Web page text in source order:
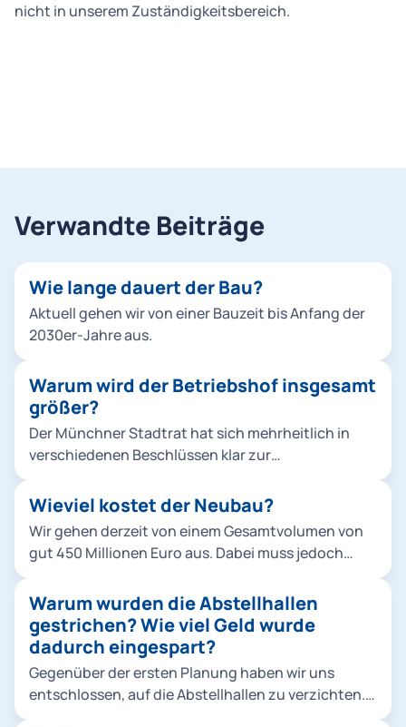
nicht in unserem Zuständigkeitsbereich.
Verwandte Beiträge
Wie lange dauert der Bau?
Aktuell gehen wir von einer Bauzeit bis Anfang der
2030er-Jahre aus.
Warum wird der Betriebshof insgesamt
größer?
Der Münchner Stadtrat hat sich mehrheitlich in
verschiedenen Beschlüssen klar zur
lebenswerter zu machen und zudem konkreten
ist dabei ein zentraler Baustein für den ÖPNV-
Ausbau. Die politisch beschlossenen
zuletzt wurden 2019 insgesamt 73 Fahrzeuge vom
Typ Avenio bestellt. Abstellung und Wartung sind
nur durch einen weiteren Betriebshof möglich. Die
vorhandenen Flächen müssen dazu so effizient wie
möglich genutzt werden. Die Berücksichtigung der
Wieviel kostet der Neubau?
Wir gehen derzeit von einem Gesamtvolumen von
gut 450 Millionen Euro aus. Dabei muss jedoch
handelt, die die Preisentwicklung bis Mitte der
2020er-Jahre berücksichtigt.
Warum wurden die Abstellhallen
gestrichen? Wie viel Geld wurde
dadurch eingespart?
Gegenüber der ersten Planung haben wir uns
entschlossen, auf die Abstellhallen zu verzichten.